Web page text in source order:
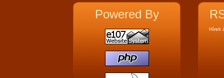
Powered By
Hírek